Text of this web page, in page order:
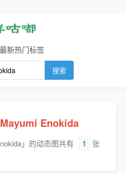
最新热门标签
搜索
Mayumi Enokida
」的动态图共有 1 张